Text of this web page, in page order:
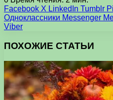
Facebook X LinkedIn Tumblr
Одноклассники Messenger
Viber
ПОХОЖИЕ СТАТЬИ